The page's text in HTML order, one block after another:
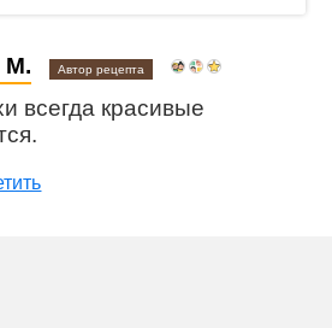
М. Автор рецепта
всегда красивые